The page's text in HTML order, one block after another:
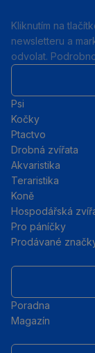
Kliknutím na
newsletteru a
odvolat.
Psi
Kočky
Ptactvo
Drobná zvířata
Akvaristika
Teraristika
Koně
Hospodářská
Pro páníčky
Prodávané
Poradna
Magazín